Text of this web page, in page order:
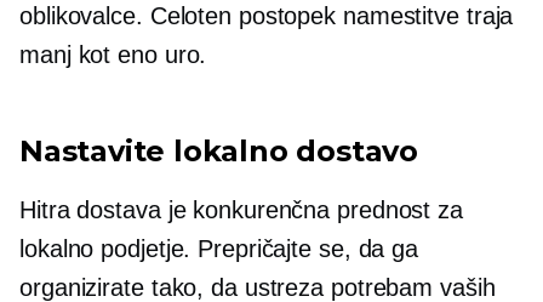
oblikovalce. Celoten postopek namestitve traja
manj kot eno uro.
Nastavite lokalno dostavo
Hitra dostava je konkurenčna prednost za
lokalno podjetje. Prepričajte se, da ga
organizirate tako, da ustreza potrebam vaših